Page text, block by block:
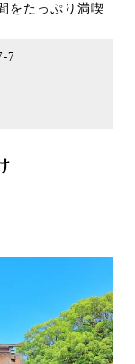
をたっぷり満喫
7